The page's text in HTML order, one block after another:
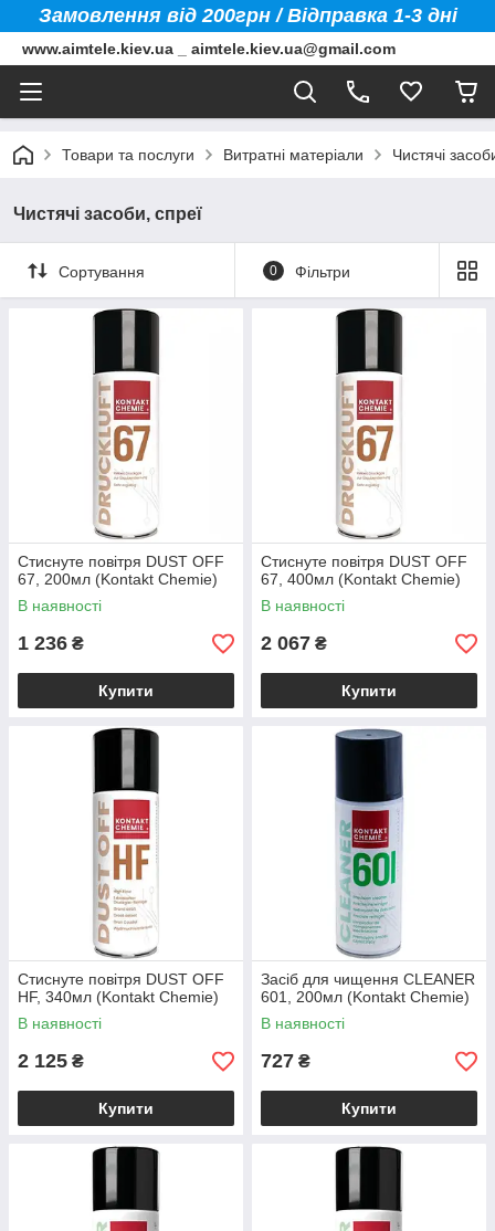
Замовлення від 200грн / Відправка 1-3 дні
www.aimtele.kiev.ua _ aimtele.kiev.ua@gmail.com
Товари та послуги Витратні матеріали Чистячі
Чистячі засоби, спреї
Сортування 0 Фільтри
Стиснуте повітря DUST OFF
67, 200мл (Kontakt Chemie)
В наявності
1 236 ₴
Купити
Стиснуте повітря DUST OFF
67, 400мл (Kontakt Chemie)
В наявності
2 067 ₴
Купити
Стиснуте повітря DUST OFF
HF, 340мл (Kontakt Chemie)
В наявності
2 125 ₴
Купити
Засіб для чищення CLEANER
601, 200мл (Kontakt Chemie)
В наявності
727 ₴
Купити